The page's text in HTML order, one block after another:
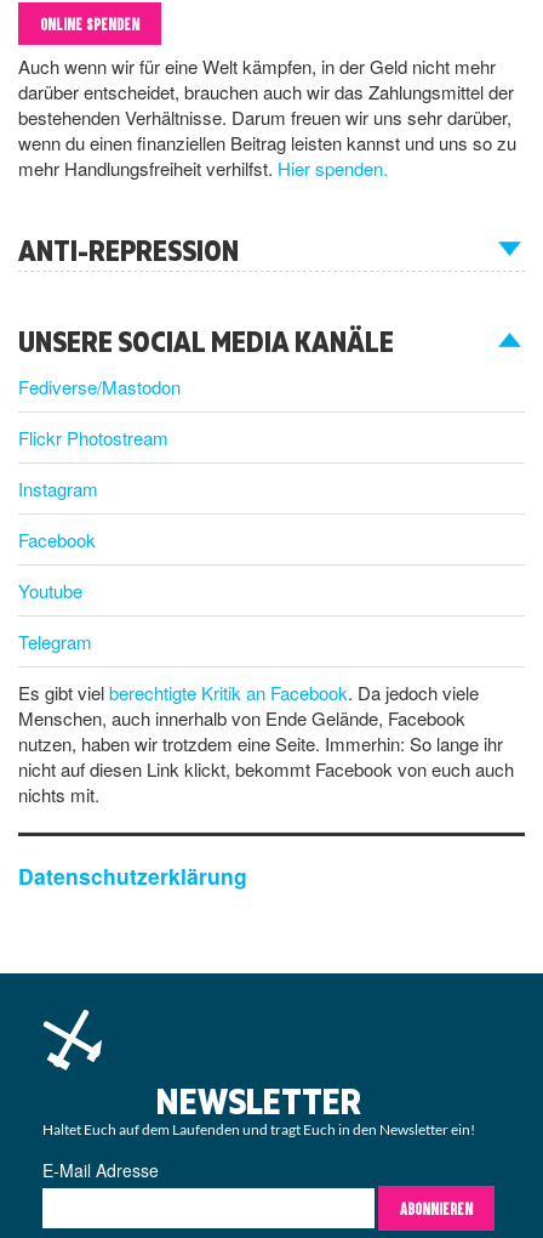
ONLINE SPENDEN
Auch wenn wir für eine Welt kämpfen, in der Geld nicht mehr
darüber entscheidet, brauchen auch wir das Zahlungsmittel der
bestehenden Verhältnisse. Darum freuen wir uns sehr darüber,
wenn du einen finanziellen Beitrag leisten kannst und uns so zu
mehr Handlungsfreiheit verhilfst. Hier spenden.
ANTI-REPRESSION
UNSERE SOCIAL MEDIA KANÄLE
Fediverse/Mastodon
Flickr Photostream
Instagram
Facebook
Youtube
Telegram
Es gibt vielberechtigte Kritik an Facebook. Da jedoch viele
Menschen, auch innerhalb von Ende Gelände, Facebook
nutzen, haben wir trotzdem eine Seite. Immerhin: So lange ihr
nicht auf diesen Link klickt, bekommt Facebook von euch auch
nichts mit.
Datenschutzerklärung
NEWSLETTER
Haltet Euch auf dem Laufenden und tragt Euch in den Newsletter ein!
E-Mail Adresse
ABONNIEREN